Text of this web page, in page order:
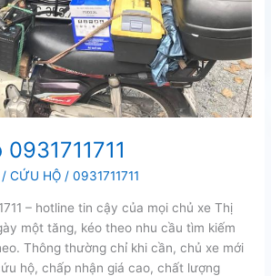
/CỨU HỘ /0931711711
– hotline tin cậy của mọi chủ xe Thị
một tăng, kéo theo nhu cầu tìm kiếm
Thông thường chỉ khi cần, chủ xe mới
hộ, chấp nhận giá cao, chất lượng